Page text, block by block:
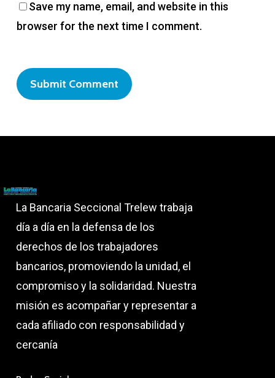
Save my name, email, and website in this
browser for the next time I comment.
La Bancaria Seccional Trelew trabaja
día a día en la defensa de los
derechos de los trabajadores
bancarios, promoviendo la unidad, el
compromiso y la solidaridad. Nuestra
misión es acompañar y representar a
cada afiliado con responsabilidad y
cercanía